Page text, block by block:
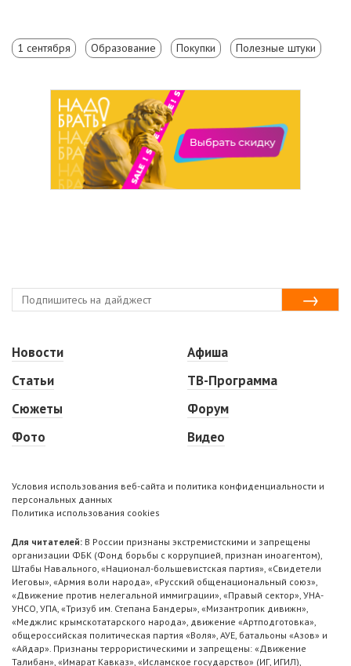
1 сентября Образование Покупки Полезные штуки
Новости
Статьи
Сюжеты
Фото
Афиша
ТВ-Программа
Форум
Видео
Условия использования веб-сайта и политика конфиденциальности и
персональных данных
Политика использования cookies
Для читателей: В России признаны экстремистскими и запрещены
организации ФБК (Фонд борьбы с коррупцией, признан иноагентом),
Штабы Навального, «Национал-большевистская партия», «Свидетели
Иеговы», «Армия воли народа», «Русский общенациональный союз»,
«Движение против нелегальной иммиграции», «Правый сектор», УНА-
УНСО, УПА, «Тризуб им. Степана Бандеры», «Мизантропик дивижн»,
«Меджлис крымскотатарского народа», движение «Артподготовка»,
общероссийская политическая партия «Воля», АУЕ, батальоны «Азов» и
«Айдар». Признаны террористическими и запрещены: «Движение
Талибан», «Имарат Кавказ», «Исламское государство» (ИГ, ИГИЛ),